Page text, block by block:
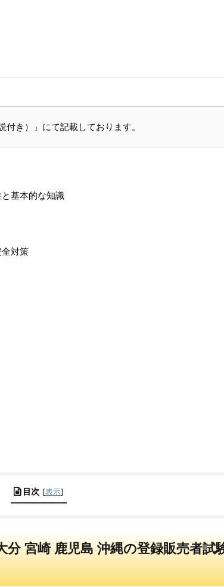
き）」にて記載しております。
基本的な知識
対策
目次 [表示]
分 宮崎 鹿児島 沖縄の登録販売者試